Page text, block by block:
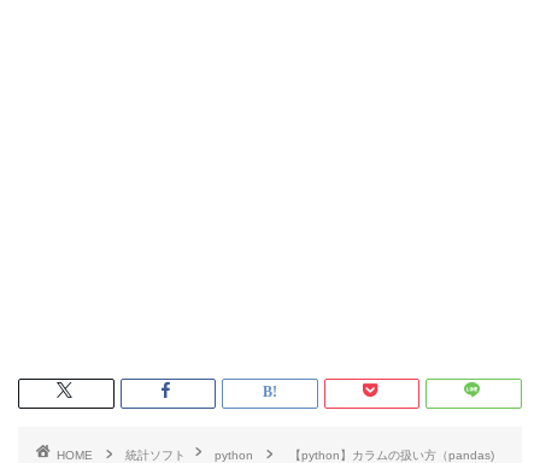
HOME 統計ソフト python 【python】カラムの扱い方（pandas)